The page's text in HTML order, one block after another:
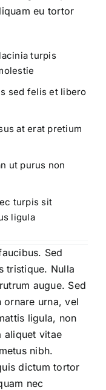
eu tortor
turpis
sed felis et libero
at erat pretium
ut purus non
turpis sit
ligula
Sed
tristique. Nulla
augue. Sed
urna, vel
ligula, non
aliquet vitae
nibh.
dictum tortor
nec